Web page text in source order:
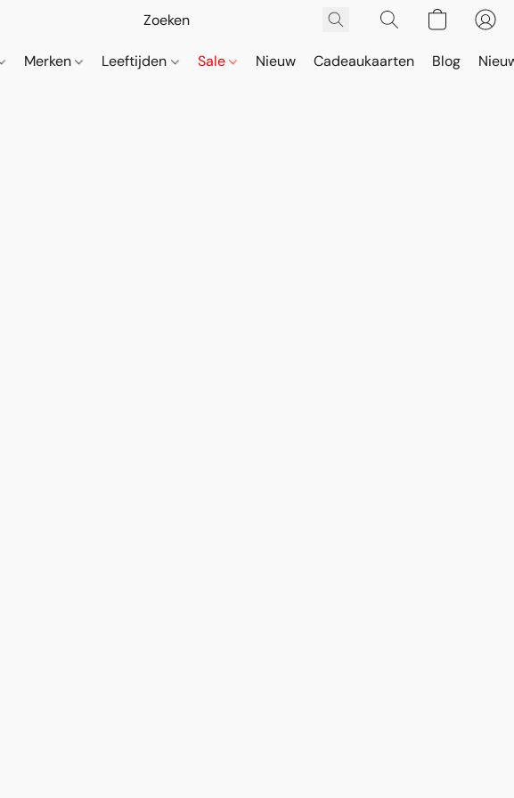
Merken Leeftijden Sale Nieuw Cadeaukaarten Blog